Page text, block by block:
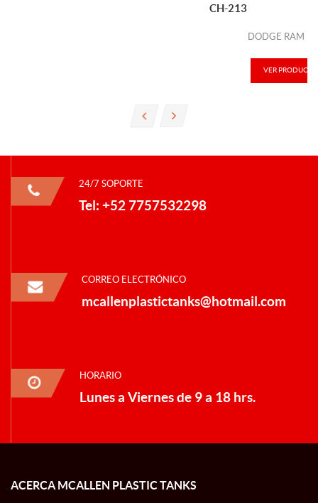
CH-213
DODGE RAM
VER PRODUCTO
24/7 SOPORTE
Tel: +52 7757532298
CORREO ELECTRÓNICO
mcallenplastictanks@hotmail.com
HORARIO
Lunes a Viernes de 9 a 18 hrs.
ACERCA MCALLEN PLASTIC TANKS